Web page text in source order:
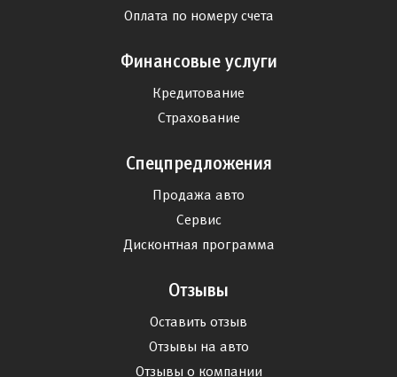
Оплата по номеру счета
Финансовые услуги
Кредитование
Страхование
Спецпредложения
Продажа авто
Сервис
Дисконтная программа
Отзывы
Оставить отзыв
Отзывы на авто
Отзывы о компании